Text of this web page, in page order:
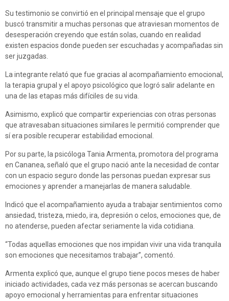
Su testimonio se convirtió en el principal mensaje que el grupo
buscó transmitir a muchas personas que atraviesan momentos de
desesperación creyendo que están solas, cuando en realidad
existen espacios donde pueden ser escuchadas y acompañadas sin
ser juzgadas.
La integrante relató que fue gracias al acompañamiento emocional,
la terapia grupal y el apoyo psicológico que logró salir adelante en
una de las etapas más difíciles de su vida.
Asimismo, explicó que compartir experiencias con otras personas
que atravesaban situaciones similares le permitió comprender que
sí era posible recuperar estabilidad emocional.
Por su parte, la psicóloga Tania Armenta, promotora del programa
en Cananea, señaló que el grupo nació ante la necesidad de contar
con un espacio seguro donde las personas puedan expresar sus
emociones y aprender a manejarlas de manera saludable.
Indicó que el acompañamiento ayuda a trabajar sentimientos como
ansiedad, tristeza, miedo, ira, depresión o celos, emociones que, de
no atenderse, pueden afectar seriamente la vida cotidiana.
“Todas aquellas emociones que nos impidan vivir una vida tranquila
son emociones que necesitamos trabajar”, comentó.
Armenta explicó que, aunque el grupo tiene pocos meses de haber
iniciado actividades, cada vez más personas se acercan buscando
apoyo emocional y herramientas para enfrentar situaciones